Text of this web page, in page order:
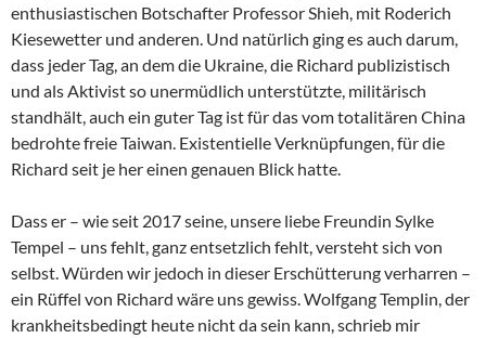
enthusiastischen Botschafter Professor Shieh, mit Roderich
Kiesewetter und anderen. Und natürlich ging es auch darum,
dass jeder Tag, an dem die Ukraine, die Richard publizistisch
und als Aktivist so unermüdlich unterstützte, militärisch
standhält, auch ein guter Tag ist für das vom totalitären China
bedrohte freie Taiwan. Existentielle Verknüpfungen, für die
Richard seit je her einen genauen Blick hatte.
Dass er – wie seit 2017 seine, unsere liebe Freundin Sylke
Tempel – uns fehlt, ganz entsetzlich fehlt, versteht sich von
selbst. Würden wir jedoch in dieser Erschütterung verharren –
ein Rüffel von Richard wäre uns gewiss. Wolfgang Templin, der
krankheitsbedingt heute nicht da sein kann, schrieb mir